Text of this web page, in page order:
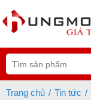
Trang chủ Tin tức